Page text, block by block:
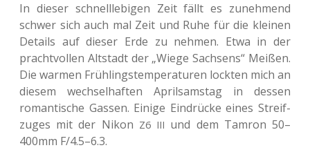
In dieser schnell­le­bi­gen Zeit fällt es zuneh­mend
schwer sich auch mal Zeit und Ruhe für die klei­nen
Details auf dieser Erde zu nehmen. Etwa in der
pracht­vol­len Alt­stadt der „Wiege Sach­sens“ Meißen.
Die warmen Früh­lings­tem­pe­ra­tu­ren lock­ten mich an
diesem wech­sel­haf­ten April­sams­tag in dessen
roman­ti­sche Gassen. Einige Ein­drü­cke eines Streif­
zu­ges mit der Nikon Z6 III und dem Tamron 50–
400mm F/4.5–6.3.